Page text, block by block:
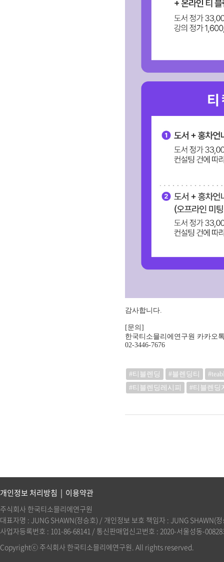
감사합니다.
[문의]
한국티소믈리에연구원 카카오
02-3446-7676
#티블렌딩 #블렌딩티
#티블렌딩레시피
#티블렌딩
개인정보 처리방침 | 이용약관
주식회사 한국티소믈리에연구원
대표자명 : JUNG SHAWN(정승호) / 개인정보 보호 책임자 : JUNG
사업자등록번호 : 101-86-68141 / 통신판매업신고번호 : 2020-서울성동-
Copyrightⓒ 주식회사 한국티소믈리에연구원. All rights reserved.